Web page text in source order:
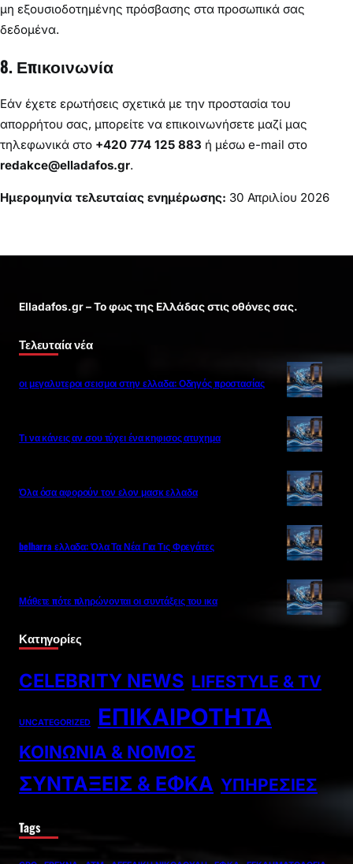
μη εξουσιοδοτημένης πρόσβασης στα προσωπικά σας
δεδομένα.
8. Επικοινωνία
Εάν έχετε ερωτήσεις σχετικά με την προστασία του
απορρήτου σας, μπορείτε να επικοινωνήσετε μαζί μας
τηλεφωνικά στο +420 774 125 883 ή μέσω e-mail στο
redakce@elladafos.gr.
Ημερομηνία τελευταίας ενημέρωσης: 30 Απριλίου 2026
Elladafos.gr – Το φως της Ελλάδας στις οθόνες σας.
Τελευταία νέα
οι μεγαλυτεροι σεισμοι στην ελλαδα: Οδηγός προστασίας
Τι να κάνεις αν σου τύχει ένα κηφισος ατυχημα
Όλα όσα αφορούν τον ελον μασκ ελλαδα
belharra ελλαδα: Όλα Τα Νέα Για Τις Φρεγάτες
Μάθετε πότε πληρώνονται οι συντάξεις του ικα
Κατηγορίες
CELEBRITY NEWS LIFESTYLE & TV
UNCATEGORIZED ΕΠΙΚΑΙΡΌΤΗΤΑ
ΚΟΙΝΩΝΊΑ & ΝΌΜΟΣ
ΣΥΝΤΆΞΕΙΣ & ΕΦΚΑ ΥΠΗΡΕΣΊΕΣ
Tags